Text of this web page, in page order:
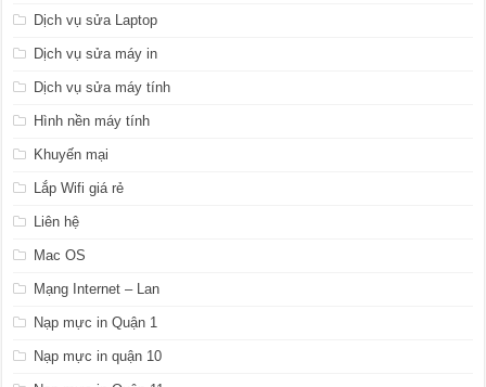
Dịch vụ sửa Laptop
Dịch vụ sửa máy in
Dịch vụ sửa máy tính
Hình nền máy tính
Khuyến mại
Lắp Wifi giá rẻ
Liên hệ
Mac OS
Mạng Internet – Lan
Nạp mực in Quận 1
Nạp mực in quận 10